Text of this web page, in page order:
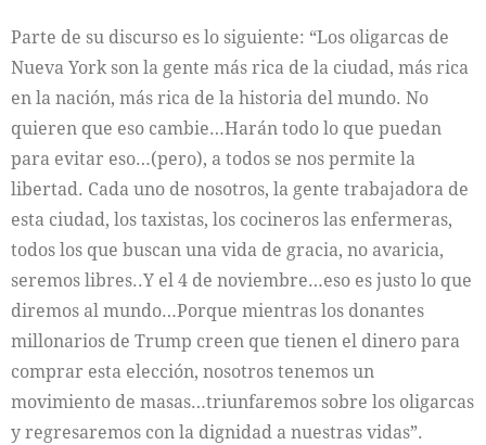
Parte de su discurso es lo siguiente: “Los oligarcas de
Nueva York son la gente más rica de la ciudad, más rica
en la nación, más rica de la historia del mundo. No
quieren que eso cambie…Harán todo lo que puedan
para evitar eso…(pero), a todos se nos permite la
libertad. Cada uno de nosotros, la gente trabajadora de
esta ciudad, los taxistas, los cocineros las enfermeras,
todos los que buscan una vida de gracia, no avaricia,
seremos libres..Y el 4 de noviembre…eso es justo lo que
diremos al mundo…Porque mientras los donantes
millonarios de Trump creen que tienen el dinero para
comprar esta elección, nosotros tenemos un
movimiento de masas…triunfaremos sobre los oligarcas
y regresaremos con la dignidad a nuestras vidas”.